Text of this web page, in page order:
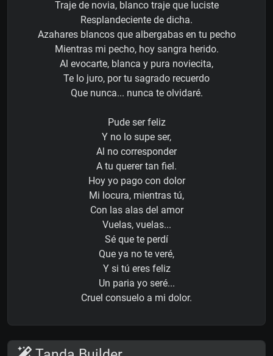
Traje de novia, blanco traje que luciste
Resplandeciente de dicha.
Azahares blancos que albergabas en tu pecho
Mientras mi pecho, hoy sangra herido.
Al evocarte, blanca y pura noviecita,
Te lo juro, por tu sagrado recuerdo
Que nunca... nunca te olvidaré.
Pude ser feliz
Y no lo supe ser,
Al no corresponder
A tu querer tan fiel.
Hoy yo pago con dolor
Mi locura, mientras tú,
Con las alas del amor
Vuelas, vuelas...
Sé que te perdí
Que ya no te veré,
Y si tú eres feliz
Un paria yo seré...
Cruel consuelo a mi dolor.